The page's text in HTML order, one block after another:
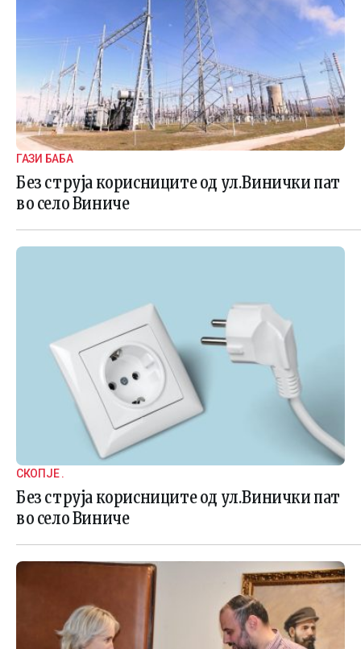
ГАЗИ БАБА
Без струја корисниците од ул.Винички пат
во село Виниче
СКОПЈЕ .
Без струја корисниците од ул.Винички пат
во село Виниче